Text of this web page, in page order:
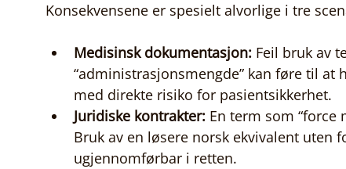
Konsekvensene er spesielt alvorlige i tre
Medisinsk dokumentasjon: Feil bruk av
“administrasjonsmengde” kan føre til
med direkte risiko for pasientsikkerhet.
Juridiske kontrakter: En term som “force
Bruk av en løsere norsk ekvivalent uten
ugjennomførbar i retten.